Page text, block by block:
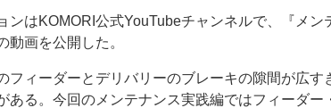
～ 新成長軌道を描く
印刷用語集 印刷機材年鑑
ンはKOMORI公式YouTubeチャンネルで、『メ
動画を公開した。
フィーダーとデリバリーのブレーキの隙間が広
ある。今回のメンテナンス実践編ではフィーダ